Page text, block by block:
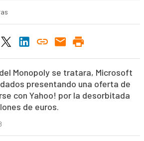
Monopoly se tratara, Microsoft
presentando una oferta de
con Yahoo! por la desorbitada
de euros.